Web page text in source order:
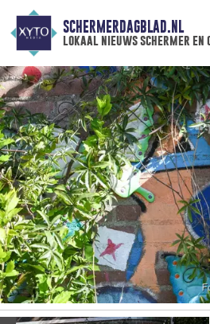
SCHERMERDAGBLAD.NL
lokaal nieuws schermer en